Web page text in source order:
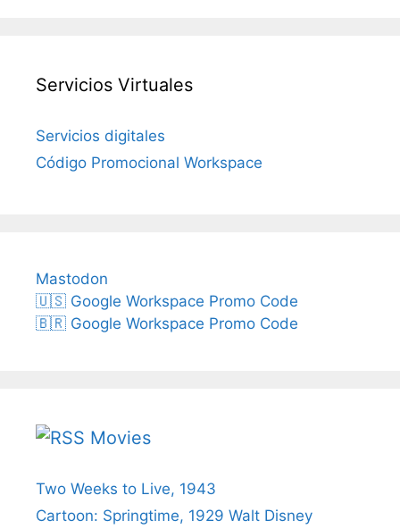
Servicios Virtuales
Servicios digitales
Código Promocional Workspace
Mastodon
🇺🇸 Google Workspace Promo Code
🇧🇷 Google Workspace Promo Code
Movies
Two Weeks to Live, 1943
Cartoon: Springtime, 1929 Walt Disney